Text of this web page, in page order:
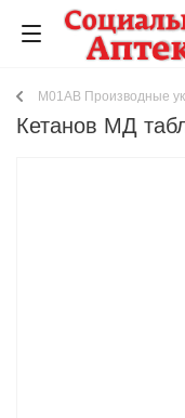
M01AB Производные
Кетанов МД